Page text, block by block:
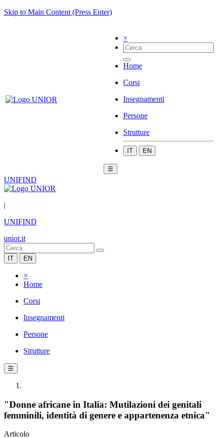
Skip to Main Content (Press Enter)
×
Home
Corsi
Insegnamenti
Persone
Strutture
IT EN
☰
UNIFIND
|
UNIFIND
unior.it
IT EN
×
Home
Corsi
Insegnamenti
Persone
Strutture
☰
"Donne africane in Italia: Mutilazioni dei genitali
femminili, identità di genere e appartenenza etnica"
Articolo